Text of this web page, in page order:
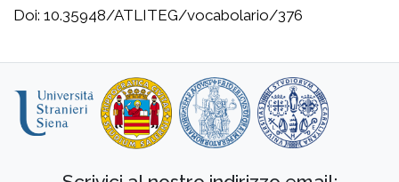
Doi: 10.35948/ATLITEG/vocabolario/376